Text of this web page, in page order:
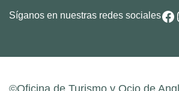
Síganos en nuestras redes sociales
©Oficina de Turismo y Ocio de